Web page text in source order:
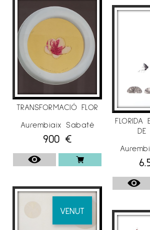
d’Aparelladors i Arquitectes
Barcelona
Sala Gòtica
del Consell
Solsonès , Solsona
–Museu Comarcal de l’ Urgell,
,Lleida
–Sala Coma Estadella
i Arquitectes Técnics de Lleida
EXPOSICIONS COL·LECTIVES
. 2020
– Galeria Espai Cavallers
TRANSFORMACIÓ FLOR
Aurembiaix Sabaté
900 €
VENUT
FLORIDA
DE